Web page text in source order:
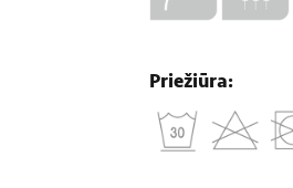
Priežiūra: